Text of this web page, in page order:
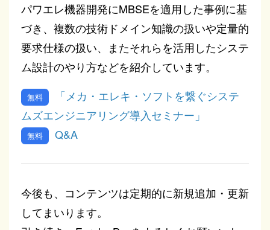
パワエレ機器開発にMBSEを適用した事例に基
づき、複数の技術ドメイン知識の扱いや定量的
要求仕様の扱い、またそれらを活用したシステ
ム設計のやり方などを紹介しています。
「メカ・エレキ・ソフトを繋ぐシステ
ムズエンジニアリング導入セミナー」
Q&A
今後も、コンテンツは定期的に新規追加・更新
してまいります。